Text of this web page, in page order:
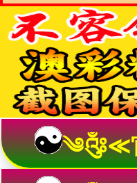
༄༂≪